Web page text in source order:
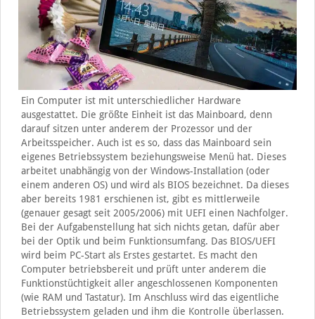
Ein Computer ist mit unterschiedlicher Hardware
ausgestattet. Die größte Einheit ist das Mainboard, denn
darauf sitzen unter anderem der Prozessor und der
Arbeitsspeicher. Auch ist es so, dass das Mainboard sein
eigenes Betriebssystem beziehungsweise Menü hat. Dieses
arbeitet unabhängig von der Windows-Installation (oder
einem anderen OS) und wird als BIOS bezeichnet. Da dieses
aber bereits 1981 erschienen ist, gibt es mittlerweile
(genauer gesagt seit 2005/2006) mit UEFI einen Nachfolger.
Bei der Aufgabenstellung hat sich nichts getan, dafür aber
bei der Optik und beim Funktionsumfang. Das BIOS/UEFI
wird beim PC-Start als Erstes gestartet. Es macht den
Computer betriebsbereit und prüft unter anderem die
Funktionstüchtigkeit aller angeschlossenen Komponenten
(wie RAM und Tastatur). Im Anschluss wird das eigentliche
Betriebssystem geladen und ihm die Kontrolle überlassen.